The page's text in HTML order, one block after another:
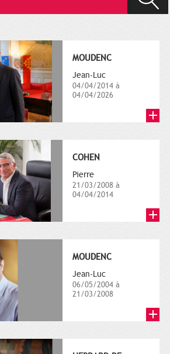
MOUDENC
Jean-Luc
04/04/2014 à
04/04/2026
COHEN
Pierre
21/03/2008 à
04/04/2014
MOUDENC
Jean-Luc
06/05/2004 à
21/03/2008